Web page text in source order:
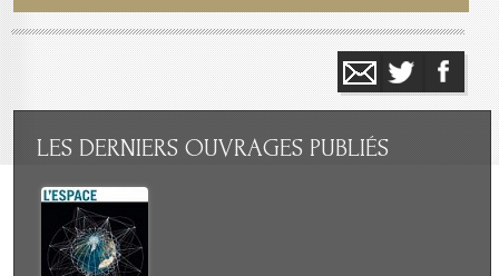
LES DERNIERS OUVRAGES PUBLIÉS